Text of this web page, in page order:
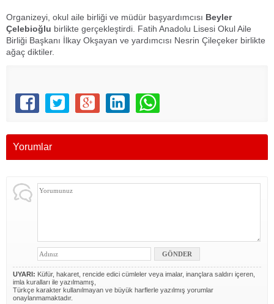
Organizeyi, okul aile birliği ve müdür başyardımcısı Beyler
Çelebioğlu birlikte gerçekleştirdi. Fatih Anadolu Lisesi Okul Aile
Birliği Başkanı İlkay Okşayan ve yardımcısı Nesrin Çileçeker birlikte
ağaç diktiler.
Yorumlar
UYARI: Küfür, hakaret, rencide edici cümleler veya imalar, inançlara saldırı içeren,
imla kuralları ile yazılmamış,
Türkçe karakter kullanılmayan ve büyük harflerle yazılmış yorumlar
onaylanmamaktadır.